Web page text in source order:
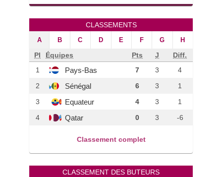
CLASSEMENTS
A B C D E F G H
Pl Équipes Pts J
Diff.
1
Pays-Bas 7 3
4
2
Sénégal 6 3
1
3
Equateur 4 3
1
4
Qatar 0 3 -6
Classement complet
CLASSEMENT DES BUTEURS